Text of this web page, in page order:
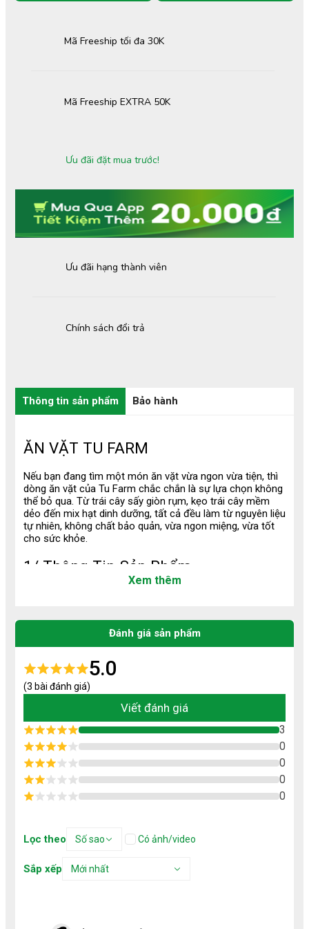
Mã Freeship EXTRA 50K
Mã Freeship tối đa 30K
Ưu đãi đặt mua trước!
Chính sách đổi trả
Ưu đãi hạng thành viên
Thông tin sản phẩm Bảo hành
ĂN VẶT TU FARM
Nếu bạn đang tìm một món ăn vặt vừa ngon vừa tiện, thì
dòng ăn vặt của Tu Farm chắc chắn là sự lựa chọn không
thể bỏ qua. Từ trái cây sấy giòn rụm, kẹo trái cây mềm
dẻo đến mix hạt dinh dưỡng, tất cả đều làm từ nguyên liệu
tự nhiên, không chất bảo quản, vừa ngon miệng, vừa tốt
cho sức khỏe.
1/ Thông Tin Sản Phẩm
cao. Sản phẩm được sấy bằng công nghệ hiện đại (sấy
lạnh, sấy giòn, sấy đối lưu) giúp giữ trọn dưỡng chất, màu
đẹp và hương vị tự nhiên.
đường, không mùi hóa học, không chất bảo quản, an toàn
cho cả trẻ nhỏ. Bao bì túi zip và hộp kín tiện mang theo
khi học, làm hay du lịch.
Trái cây sấy: xoài, chuối, mít, dâu, kiwi…
Kẹo dẻo: ít đường, mềm ngon.
Snack mix: hạt điều, óc chó, trái cây sấy.
Rau củ sấy: khoai lang, khoai môn…
Nước yến, bánh pía,...
Xem thêm
Đánh giá sản phẩm
5.0
(3 bài đánh giá)
Viết đánh giá
3
0
0
0
0
Lọc theo Số sao Có ảnh/video
Sắp xếp Mới nhất